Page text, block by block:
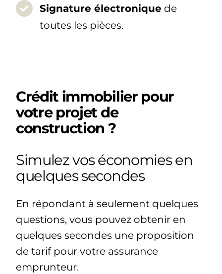
Signature électronique de
toutes les pièces.
Crédit immobilier pour
votre projet de
construction ?
Simulez vos économies en
quelques secondes
En répondant à seulement quelques
questions, vous pouvez obtenir en
quelques secondes une proposition
de tarif pour votre assurance
emprunteur.